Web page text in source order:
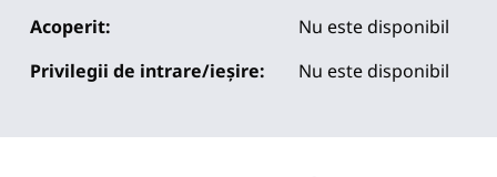
Acoperit:
Nu este disponibil
Privilegii de intrare/ieșire:
Nu este disponibil